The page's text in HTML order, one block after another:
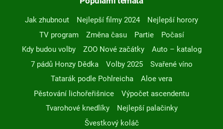
Jak zhubnout Nejlepší filmy 2024
Nejlepší horory
TV program
Změna času Partie
Počasí
Kdy budou volby
ZOO Nové začátky
Auto – katalog
7 pádů Honzy Dědka
Volby 2025
Svařené víno
Tatarák podle Pohlreicha
Aloe vera
Pěstování lichořeřišnice
Výpočet ascendentu
Tvarohové knedlíky
Nejlepší palačinky
Švestkový koláč